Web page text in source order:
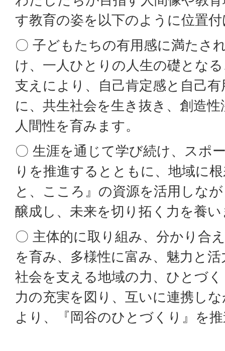
す教育の姿を以下のように位置
〇 子どもたちの有用感に満たさ
け、一人ひとりの人生の礎とな
支えにより、自己肯定感と自己
に、共生社会を生き抜き、創造
人間性を育みます。
〇 生涯を通じて学び続け、スポ
りを推進するとともに、地域に
と、こころ』の資源を活用しな
醸成し、未来を切り拓く力を養
〇 主体的に取り組み、分かり合
を育み、多様性に富み、魅力と
社会を支える地域の力、ひとづ
力の充実を図り、互いに連携し
より、『岡谷のひとづくり』を